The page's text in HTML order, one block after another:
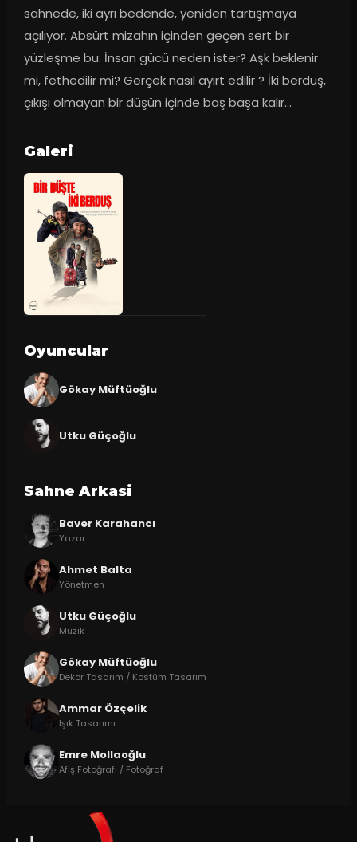
sahnede, iki ayrı bedende, yeniden tartışmaya
açılıyor. Absürt mizahın içinden geçen sert bir
yüzleşme bu: İnsan gücü neden ister? Aşk beklenir
mi, fethedilir mi? Gerçek nasıl ayırt edilir ? İki berduş,
çıkışı olmayan bir düşün içinde baş başa kalır…
Galeri
Oyuncular
Gökay Müftüoğlu
Utku Güçoğlu
Sahne Arkasi
Baver Karahancı
Yazar
Ahmet Balta
Yönetmen
Utku Güçoğlu
Müzik
Gökay Müftüoğlu
Dekor Tasarım / Kostüm Tasarım
Ammar Özçelik
Işık Tasarımı
Emre Mollaoğlu
Afiş Fotoğrafı / Fotoğraf